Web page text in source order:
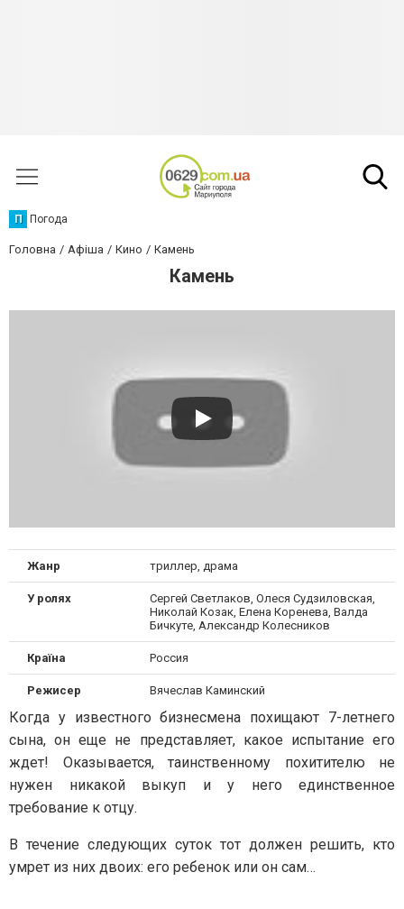
П Погода
Головна Афіша Кино Камень
Камень
Жанр триллер, драма
У ролях
Сергей Светлаков, Олеся Судзиловская,
Николай Козак, Елена Коренева, Валда
Бичкуте, Александр Колесников
Країна Россия
Режисер Вячеслав Каминский
Когда у известного бизнесмена похищают 7-летнего
сына, он еще не представляет, какое испытание его
ждет! Оказывается, таинственному похитителю не
нужен никакой выкуп и у него единственное
требование к отцу.
В течение следующих суток тот должен решить, кто
умрет из них двоих: его ребенок или он сам…